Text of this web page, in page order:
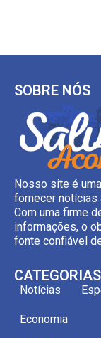
SOBRE NÓS
Nosso site é
fornecer notícias
Com uma firme
informações, o
fonte confiável
CATEGORIAS
Notícias
Economia